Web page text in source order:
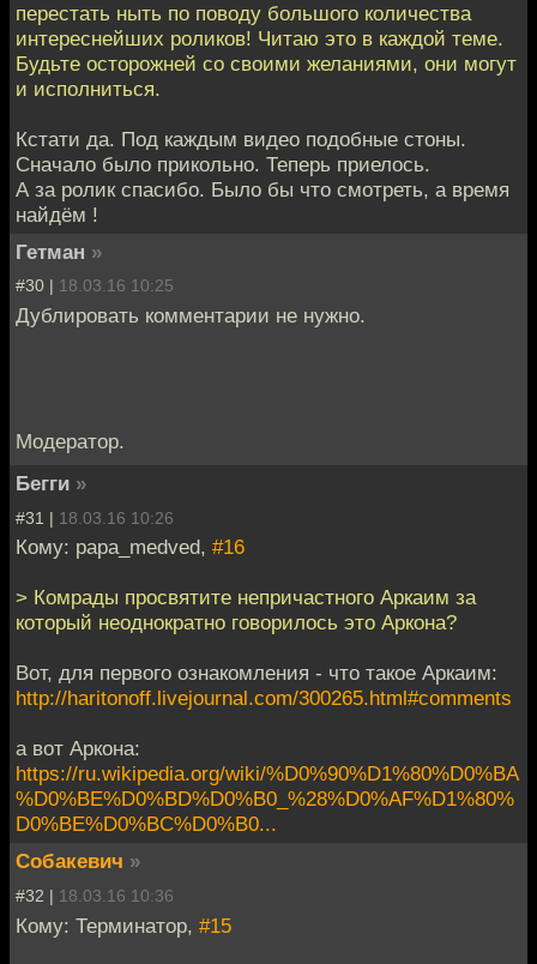
перестать ныть по поводу большого количества
интереснейших роликов! Читаю это в каждой теме.
Будьте осторожней со своими желаниями, они могут
и исполниться.
Кстати да. Под каждым видео подобные стоны.
Сначало было прикольно. Теперь приелось.
А за ролик спасибо. Было бы что смотреть, а время
найдём !
Гетман »
#30 | 18.03.16 10:25
Дублировать комментарии не нужно.
Модератор.
Бегги »
#31 | 18.03.16 10:26
Кому: papa_medved, #16
> Комрады просвятите непричастного Аркаим за
который неоднократно говорилось это Аркона?
Вот, для первого ознакомления - что такое Аркаим:
http://haritonoff.livejournal.com/300265.html#comments
а вот Аркона:
https://ru.wikipedia.org/wiki/%D0%90%D1%80%D0%BA
%D0%BE%D0%BD%D0%B0_%28%D0%AF%D1%80%
D0%BE%D0%BC%D0%B0...
Собакевич »
#32 | 18.03.16 10:36
Кому: Терминатор, #15